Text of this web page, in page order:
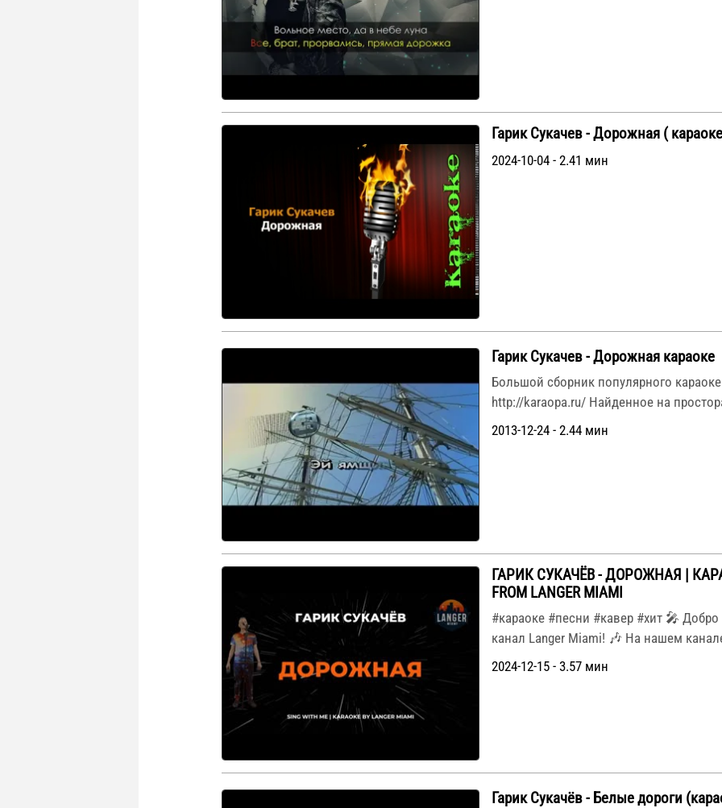
Гарик Сукачев - Дорожная (
2024-10-04 - 2.41 мин
Гарик Сукачев - Дорожная караоке
Большой сборник популярного
http://karaopa.ru/ Найденное на
2013-12-24 - 2.44 мин
ГАРИК СУКАЧЁВ - ДОРОЖНАЯ |
FROM LANGER MIAMI
#караоке #песни #кавер #хит 🎤
канал Langer Miami! 🎶 На нашем
2024-12-15 - 3.57 мин
Гарик Сукачёв - Белые дороги